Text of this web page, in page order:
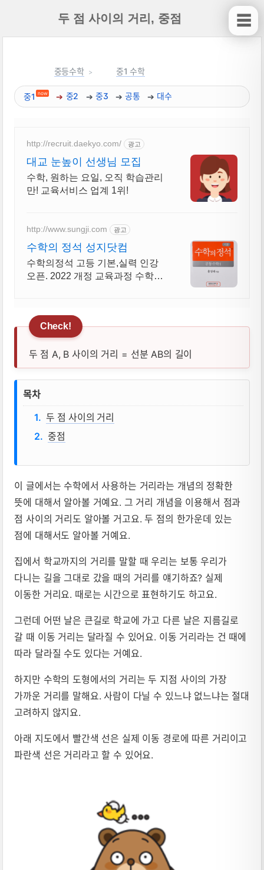
두 점 사이의 거리, 중점
중등수학 중1 수학
중1 now 중2 중3 공통 대수
http://recruit.daekyo.com/ 광고
대교 눈높이 선생님 모집
수학, 원하는 요일, 오직 학습관리
만! 교육서비스 업계 1위!
http://www.sungji.com 광고
수학의 정석 성지닷컴
수학의정석 고등 기본,실력 인강
오픈. 2022 개정 교육과정 수학과
두 점 A, B 사이의 거리 = 선분 AB의 길이
두 점 사이의 거리, 중점 뜻, 성질, 공식
목차
두 점 사이의 거리
중점
이 글에서는 수학에서 사용하는 거리라는 개념의 정확한
뜻에 대해서 알아볼 거예요. 그 거리 개념을 이용해서 점과
점 사이의 거리도 알아볼 거고요. 두 점의 한가운데 있는
점에 대해서도 알아볼 거예요.
집에서 학교까지의 거리를 말할 때 우리는 보통 우리가
다니는 길을 그대로 갔을 때의 거리를 얘기하죠? 실제
이동한 거리요. 때로는 시간으로 표현하기도 하고요.
그런데 어떤 날은 큰길로 학교에 가고 다른 날은 지름길로
갈 때 이동 거리는 달라질 수 있어요. 이동 거리라는 건 때에
따라 달라질 수도 있다는 거예요.
하지만 수학의 도형에서의 거리는 두 지점 사이의 가장
가까운 거리를 말해요. 사람이 다닐 수 있느냐 없느냐는 절대
고려하지 않지요.
아래 지도에서 빨간색 선은 실제 이동 경로에 따른 거리이고
파란색 선은 거리라고 할 수 있어요.
☰